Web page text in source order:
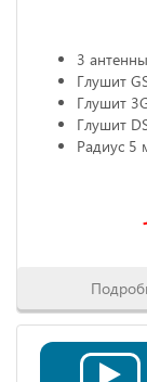
3 антенны
Глушит
Глушит
Глушит
Радиус 5